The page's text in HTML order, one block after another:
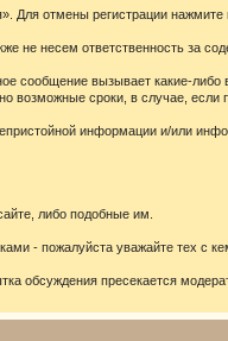
Для отмены регистрации нажмите
не несем ответственность за
сообщение вызывает какие-либо
возможные сроки, в случае, если
информации и/или
либо подобные им.
- пожалуйста уважайте тех с
обсуждения пресекается